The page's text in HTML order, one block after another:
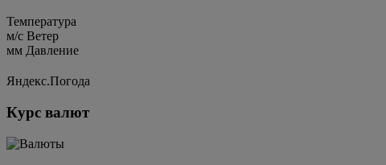
Температура
м/c Ветер
мм Давление
Яндекс.Погода
Курс валют